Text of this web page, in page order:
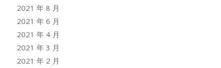
2021 年 8 月
2021 年 6 月
2021 年 4 月
2021 年 3 月
2021 年 2 月